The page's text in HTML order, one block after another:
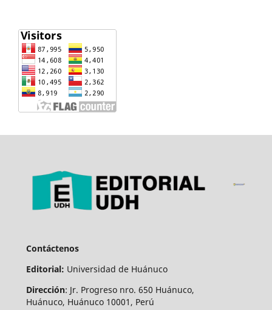
Contáctenos
Editorial: Universidad de Huánuco
Dirección: Jr. Progreso nro. 650 Huánuco,
Huánuco, Huánuco 10001, Perú